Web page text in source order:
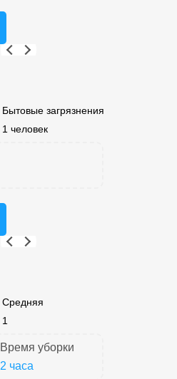
Бытовые загрязнения
1 человек
Средняя
1
Время уборки
2 часа